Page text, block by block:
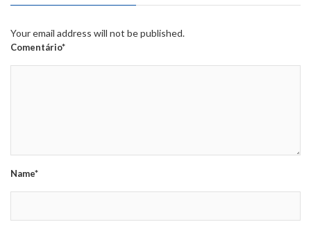
Your email address will not be published.
Comentário*
Name*